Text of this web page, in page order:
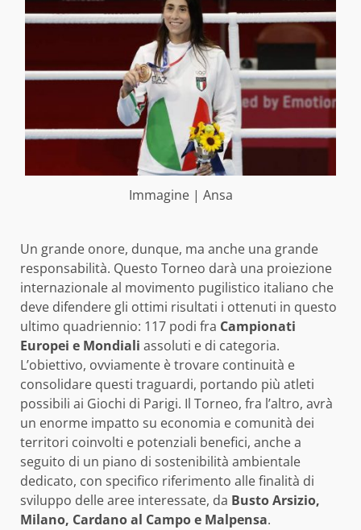
Immagine | Ansa
Un grande onore, dunque, ma anche una grande
responsabilità. Questo Torneo darà una proiezione
internazionale al movimento pugilistico italiano che
deve difendere gli ottimi risultati i ottenuti in questo
ultimo quadriennio: 117 podi fra Campionati
Europei e Mondiali assoluti e di categoria.
L’obiettivo, ovviamente è trovare continuità e
consolidare questi traguardi, portando più atleti
possibili ai Giochi di Parigi. Il Torneo, fra l’altro, avrà
un enorme impatto su economia e comunità dei
territori coinvolti e potenziali benefici, anche a
seguito di un piano di sostenibilità ambientale
dedicato, con specifico riferimento alle finalità di
sviluppo delle aree interessate, da Busto Arsizio,
Milano, Cardano al Campo e Malpensa.